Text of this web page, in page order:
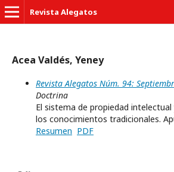
Revista Alegatos
Acea Valdés, Yeney
Revista Alegatos Núm. 94:
Doctrina
El sistema de propiedad
los conocimientos tradicionales.
Resumen PDF